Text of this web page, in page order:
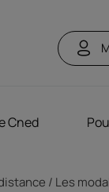
Cned
Les